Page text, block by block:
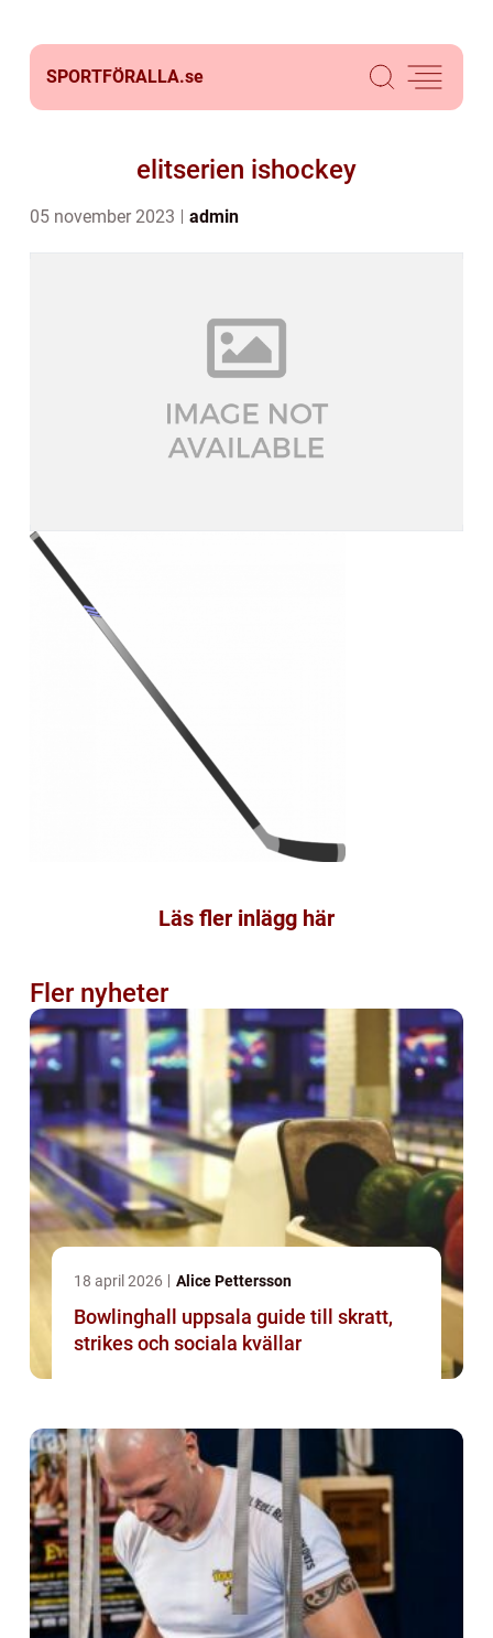
SPORTFÖRALLA.se
elitserien ishockey
05 november 2023 admin
Läs fler inlägg här
Fler nyheter
18 april 2026 Alice Pettersson
Bowlinghall uppsala guide till skratt,
strikes och sociala kvällar